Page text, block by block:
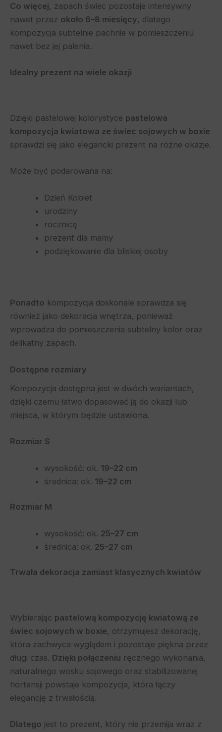
Co więcej, zapach świec pozostaje intensywny
nawet przez około 6–8 miesięcy, dlatego
kompozycja subtelnie pachnie w pomieszczeniu
nawet bez jej palenia.
Idealny prezent na wiele okazji
Dzięki pastelowej kolorystyce pastelowa
kompozycja kwiatowa ze świec sojowych w boxie
sprawdzi się jako elegancki prezent na różne okazje.
Może być podarowana na:
Dzień Kobiet
urodziny
rocznicę
prezent dla mamy
podziękowanie dla bliskiej osoby
Ponadto kompozycja doskonale sprawdza się
również jako dekoracja wnętrza, ponieważ
wprowadza do pomieszczenia subtelny kolor oraz
delikatny zapach.
Dostępne rozmiary
Kompozycja dostępna jest w dwóch wariantach,
dzięki czemu łatwo dopasować ją do okazji lub
miejsca, w którym będzie ustawiona.
Rozmiar S
wysokość: ok. 19–22 cm
średnica: ok. 19–22 cm
Rozmiar M
wysokość: ok. 25–27 cm
średnica: ok. 25–27 cm
Trwała dekoracja zamiast klasycznych kwiatów
Wybierając pastelową kompozycję kwiatową ze
świec sojowych w boxie, otrzymujesz dekorację,
która zachwyca wyglądem i pozostaje piękna przez
długi czas. Dzięki połączeniu ręcznego wykonania,
naturalnego wosku sojowego oraz stabilizowanej
hortensji powstaje kompozycja, która łączy
elegancję z trwałością.
Dlatego jest to prezent, który nie przemija wraz z